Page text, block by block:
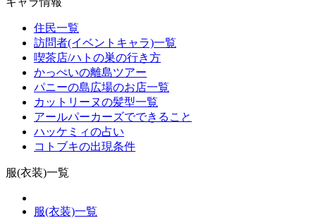
住民一覧
訪問者(イベントキャラ)一覧
喫茶店/ハトの巣の行き方
かっぺいの離島ツアー
パニーの島広場のお店一覧
カットリーヌの髪型一覧
アールパーカーズでできること
ハッケミィの占い
コトブキの出現条件
服(衣装)一覧
服(衣装)一覧